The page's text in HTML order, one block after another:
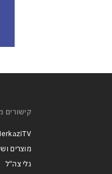
קישורים
מוצרים
גלי צה"ל